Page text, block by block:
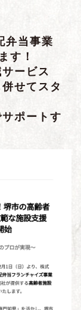
弁当事業
す！
ービス
せてスタ
ポートす